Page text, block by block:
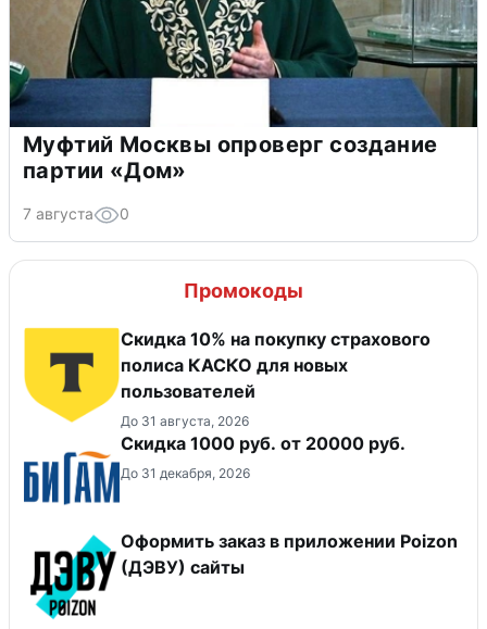
Муфтий Москвы опроверг создание
партии «Дом»
7 августа 0
Промокоды
Скидка 10% на покупку страхового
полиса КАСКО для новых
пользователей
До 31 августа, 2026
​Скидка 1000 руб. от 20000 руб.
До 31 декабря, 2026
Оформить заказ в приложении Poizon
(ДЭВУ) сайты